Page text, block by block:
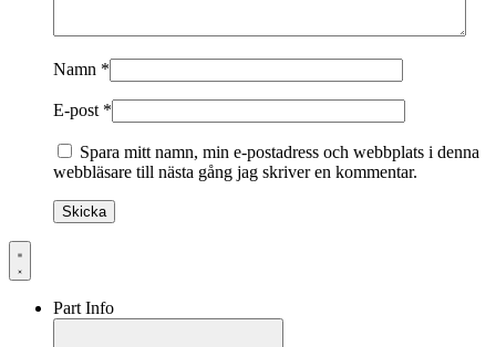
Namn *
E-post *
Spara mitt namn, min e-postadress och webbplats i denna
webbläsare till nästa gång jag skriver en kommentar.
Part Info